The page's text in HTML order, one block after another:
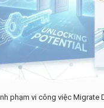
phạm vi công việc Migrate